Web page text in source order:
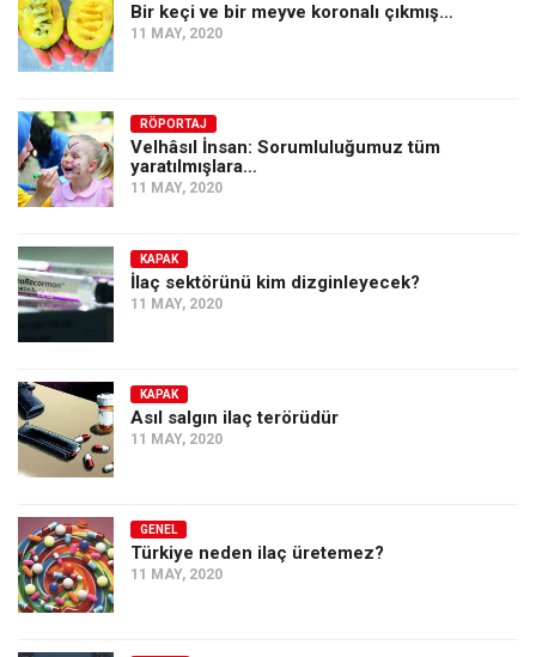
Bir keçi ve bir meyve koronalı çıkmış…
11 MAY, 2020
RÖPORTAJ
Velhâsıl İnsan: Sorumluluğumuz tüm
yaratılmışlara…
11 MAY, 2020
KAPAK
İlaç sektörünü kim dizginleyecek?
11 MAY, 2020
KAPAK
Asıl salgın ilaç terörüdür
11 MAY, 2020
GENEL
Türkiye neden ilaç üretemez?
11 MAY, 2020